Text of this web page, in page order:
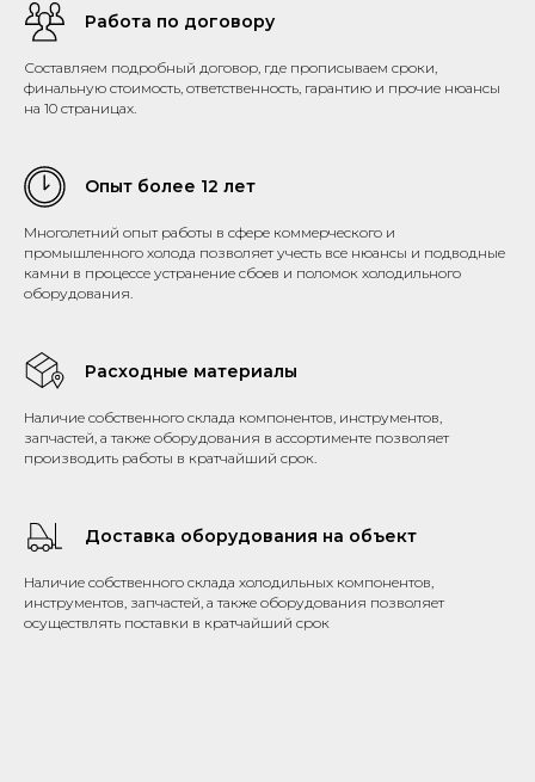
Работа по договору
Составляем подробный договор, где прописываем сроки,
финальную стоимость, ответственность, гарантию и прочие нюансы
на 10 страницах.
Опыт более 12 лет
Многолетний опыт работы в сфере коммерческого и
промышленного холода позволяет учесть все нюансы и подводные
камни в процессе устранение сбоев и поломок холодильного
оборудования.
Расходные материалы
Наличие собственного склада компонентов, инструментов,
запчастей, а также оборудования в ассортименте позволяет
производить работы в кратчайший срок.
Доставка оборудования на объект
Наличие собственного склада холодильных компонентов,
инструментов, запчастей, а также оборудования позволяет
осуществлять поставки в кратчайший срок